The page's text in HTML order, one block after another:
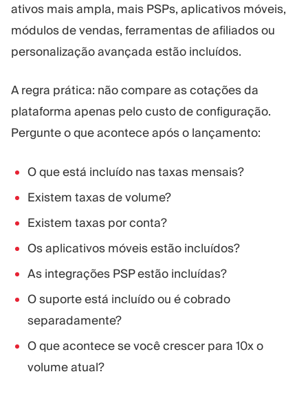
ativos mais ampla, mais PSPs, aplicativos móveis,
módulos de vendas, ferramentas de afiliados ou
personalização avançada estão incluídos.
A regra prática: não compare as cotações da
plataforma apenas pelo custo de configuração.
Pergunte o que acontece após o lançamento:
O que está incluído nas taxas mensais?
Existem taxas de volume?
Existem taxas por conta?
Os aplicativos móveis estão incluídos?
As integrações PSP estão incluídas?
O suporte está incluído ou é cobrado
separadamente?
O que acontece se você crescer para 10x o
volume atual?